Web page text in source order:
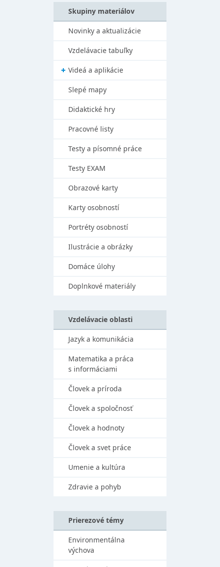
Skupiny materiálov
Novinky a aktualizácie
Vzdelávacie tabuľky
Videá a aplikácie
Slepé mapy
Didaktické hry
Pracovné listy
Testy a písomné práce
Testy EXAM
Obrazové karty
Karty osobností
Portréty osobností
Ilustrácie a obrázky
Domáce úlohy
Doplnkové materiály
Vzdelávacie oblasti
Jazyk a komunikácia
Matematika a práca
s informáciami
Človek a príroda
Človek a spoločnosť
Človek a hodnoty
Človek a svet práce
Umenie a kultúra
Zdravie a pohyb
Prierezové témy
Environmentálna
výchova